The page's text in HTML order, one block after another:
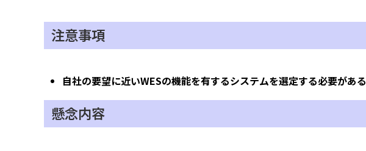
注意事項
自社の要望に近いWESの機能を有するシステムを選定する必要がある
懸念内容